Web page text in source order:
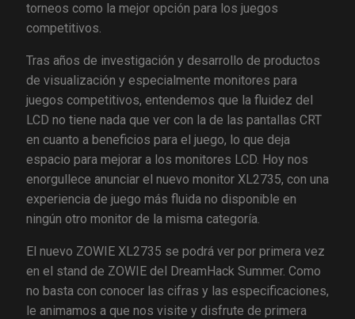
torneos como la mejor opción para los juegos
competitivos.
Tras años de investigación y desarrollo de productos
de visualización y especialmente monitores para
juegos competitivos, entendemos que la fluidez del
LCD no tiene nada que ver con la de las pantallas CRT
en cuanto a beneficios para el juego, lo que deja
espacio para mejorar a los monitores LCD. Hoy nos
enorgullece anunciar el nuevo monitor XL2735, con una
experiencia de juego más fluida no disponible en
ningún otro monitor de la misma categoría.
El nuevo ZOWIE XL2735 se podrá ver por primera vez
en el stand de ZOWIE del DreamHack Summer. Como
no basta con conocer las cifras y las especificaciones,
le animamos a que nos visite y disfrute de primera